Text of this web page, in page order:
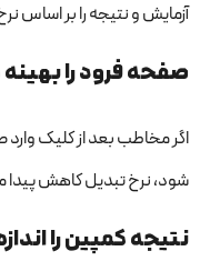
آزمایش و نتیجه را بر اساس
صفحه فرود را
اگر مخاطب بعد از کلیک وارد
شود، نرخ تبدیل کاهش پیدا
نتیجه کمپین را